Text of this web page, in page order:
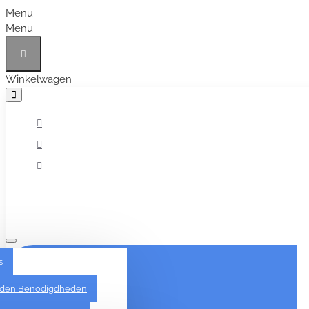
Menu
Menu
Winkelwagen
Alles
Benodigdheden